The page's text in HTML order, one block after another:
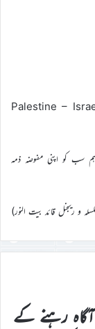
4.Palestine –
سب کو اپنی مفوضہ ذمہ
و ریجنل قائد بیت النور)
رہنے کے